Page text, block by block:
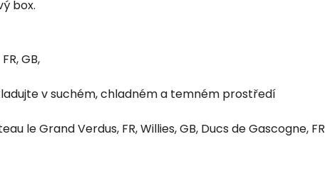
box.
GB,
v suchém, chladném a temném prostředí
le Grand Verdus, FR, Willies, GB, Ducs de Gascogne, FR